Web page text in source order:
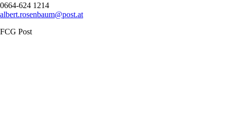
0664-624 1214
albert.rosenbaum@post.at
FCG Post